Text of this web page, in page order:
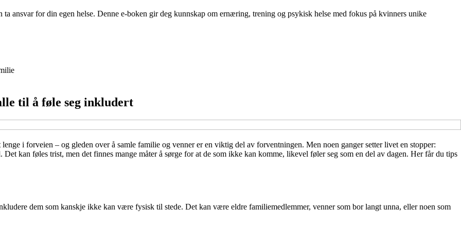
ansvar for din egen helse. Denne e-boken gir deg kunnskap om ernæring, trening og psykisk helse med fokus på kvinners unike
til å føle seg inkludert
i forveien – og gleden over å samle familie og venner er en viktig del av forventningen. Men noen ganger setter livet en stopper:
kan føles trist, men det finnes mange måter å sørge for at de som ikke kan komme, likevel føler seg som en del av dagen. Her får du tips
dem som kanskje ikke kan være fysisk til stede. Det kan være eldre familiemedlemmer, venner som bor langt unna, eller noen som